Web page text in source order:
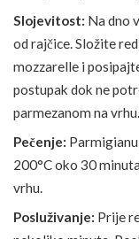
Slojevitost: Na dno
od rajčice. Složite
mozzarelle i
postupak dok ne
parmezanom na vrhu.
Pečenje:
200°C oko 30
vrhu.
Posluživanje: Prije